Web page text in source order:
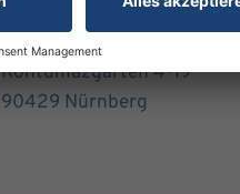
Kontumazgarten 4-19
90429 Nürnberg